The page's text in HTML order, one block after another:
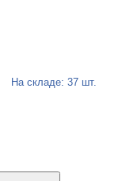
На складе: 37 шт.